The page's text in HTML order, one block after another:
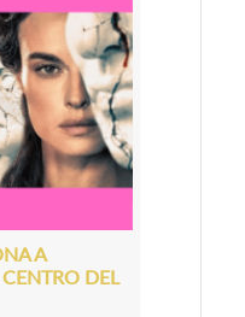
A
DEL